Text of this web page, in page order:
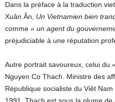
Dans la préface à la traduction
Xuân Ân, Un Vietnamien bien
comme « un agent du
préjudiciable à une réputation
Autre portrait savoureux, celui du
Nguyen Co Thach. Ministre des
République socialiste du Viêt